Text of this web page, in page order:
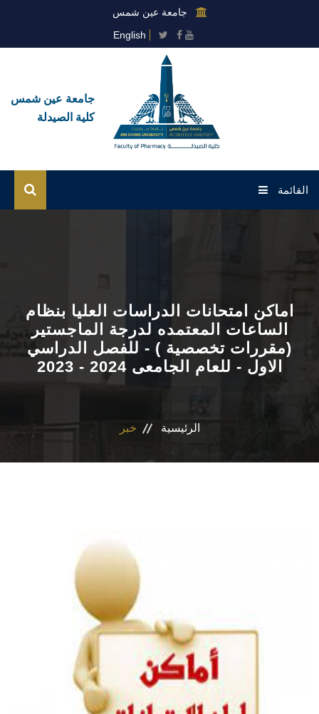
جامعة عين شمس
English
جامعة عين شمس
كلية الصيدلة
القائمة
القطاعات
الاقسام
برنامج التصميم الدوائى و الفارم دى كلينيكال
المراكز والوحدات
رابطة الخريجين
اماكن امتحانات الدراسات العليا بنظام
الساعات المعتمده لدرجة الماجستير
(مقررات تخصصية ) - للفصل الدراسي
الاول - للعام الجامعى 2024 - 2023
الرئيسية خبر